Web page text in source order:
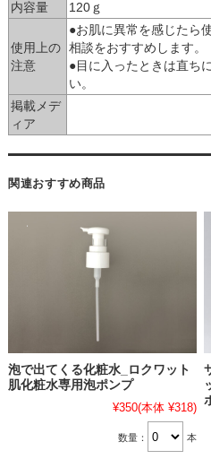
内容量 120ｇ
使用上の
注意
●お肌に異常を感じたら
相談をおすすめします。
●目に入ったときは直ち
い。
掲載メデ
ィア
関連おすすめ商品
泡で出てくる化粧水_ロクワット
肌化粧水専用泡ポンプ
¥350(本体 ¥318)
数量： 本